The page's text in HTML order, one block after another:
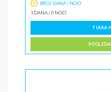
BROJ DANA / NOĆI
1 DANA/0 NOĆI
TIARA